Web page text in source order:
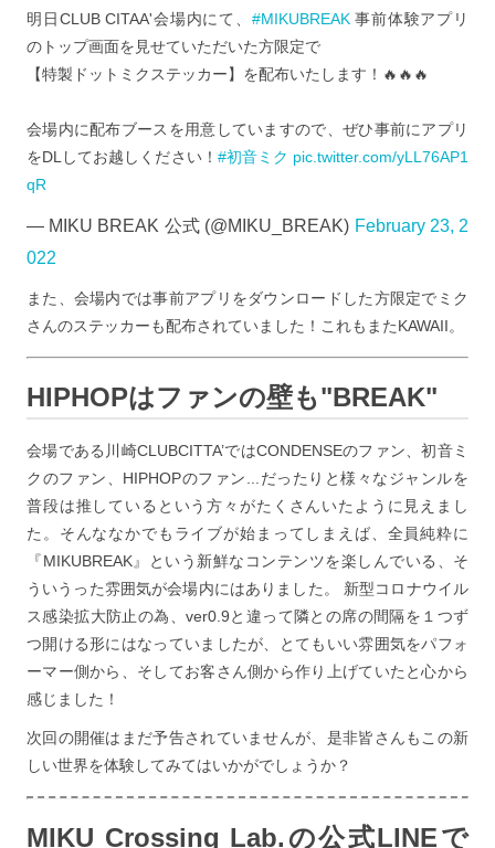
明日CLUB CITAA'会場内にて、 #MIKUBREAK事前体験アプリ
のトップ画面を見せていただいた方限定で
【特製ドットミクステッカー】を配布いたします！🔥🔥🔥
会場内に配布ブースを用意していますので、ぜひ事前にアプリ
をDLしてお越しください！ #初音ミク pic.twitter.com/yLL76AP1
qR
— MIKU BREAK 公式 (@MIKU_BREAK) February 23, 2
022
また、会場内では事前アプリをダウンロードした方限定でミク
さんのステッカーも配布されていました！これもまたKAWAII。
HIPHOPはファンの壁も"BREAK"
会場である川崎CLUBCITTA’ではCONDENSEのファン、初音ミ
クのファン、HIPHOPのファン...だったりと様々なジャンルを
普段は推しているという方々がたくさんいたように見えまし
た。そんななかでもライブが始まってしまえば、全員純粋に
『MIKUBREAK』という新鮮なコンテンツを楽しんでいる、そ
ういうった雰囲気が会場内にはありました。 新型コロナウイル
ス感染拡大防止の為、ver0.9と違って隣との席の間隔を１つず
つ開ける形にはなっていましたが、とてもいい雰囲気をパフォ
ーマー側から、そしてお客さん側から作り上げていたと心から
感じました！
次回の開催はまだ予告されていませんが、是非皆さんもこの新
しい世界を体験してみてはいかがでしょうか？
MIKU Crossing Lab.の公式LINEで